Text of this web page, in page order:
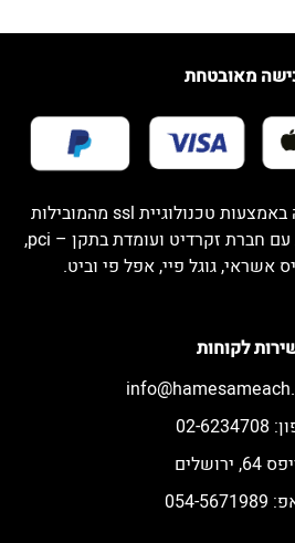
לקוחות
ירושלים
מאובטחת
אתרינו מאובטח לרכישה באמצעות טכנולוגיית ssl מהמובילות
בעולם. הסליקה מתבצעת עם חברת זקרדיט ועומדת בתקן – pci,
אשראי, גוגל פיי, אפל פי וביט.